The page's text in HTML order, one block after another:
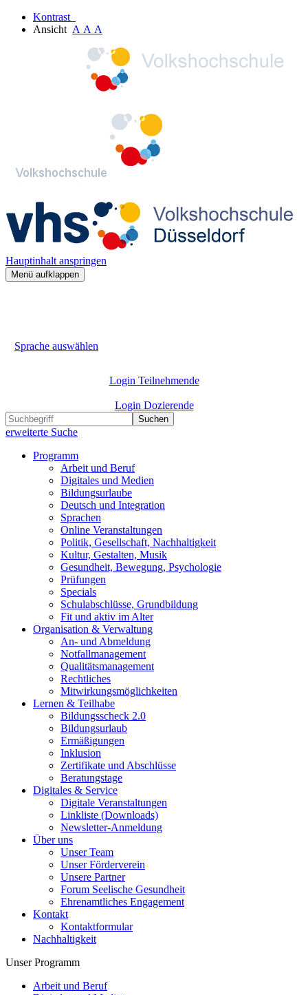
Kontrast
Ansicht A A A
Hauptinhalt anspringen
Menü aufklappen
Sprache auswählen
Login Teilnehmende
Login Dozierende
Suchen
erweiterte Suche
Programm
Arbeit und Beruf
Digitales und Medien
Bildungsurlaube
Deutsch und Integration
Sprachen
Online Veranstaltungen
Politik, Gesellschaft, Nachhaltigkeit
Kultur, Gestalten, Musik
Gesundheit, Bewegung, Psychologie
Prüfungen
Specials
Schulabschlüsse, Grundbildung
Fit und aktiv im Alter
Organisation & Verwaltung
An- und Abmeldung
Notfallmanagement
Qualitätsmanagement
Rechtliches
Mitwirkungsmöglichkeiten
Lernen & Teilhabe
Bildungsscheck 2.0
Bildungsurlaub
Ermäßigungen
Inklusion
Zertifikate und Abschlüsse
Beratungstage
Digitales & Service
Digitale Veranstaltungen
Linkliste (Downloads)
Newsletter-Anmeldung
Über uns
Unser Team
Unser Förderverein
Unsere Partner
Forum Seelische Gesundheit
Ehrenamtliches Engagement
Kontakt
Kontaktformular
Nachhaltigkeit
Unser Programm
Arbeit und Beruf